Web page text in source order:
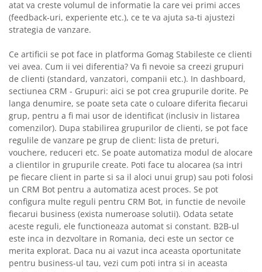
atat va creste volumul de informatie la care vei primi acces
(feedback-uri, experiente etc.), ce te va ajuta sa-ti ajustezi
strategia de vanzare.
Ce artificii se pot face in platforma Gomag Stabileste ce clienti
vei avea. Cum ii vei diferentia? Va fi nevoie sa creezi grupuri
de clienti (standard, vanzatori, companii etc.). In dashboard,
sectiunea CRM - Grupuri: aici se pot crea grupurile dorite. Pe
langa denumire, se poate seta cate o culoare diferita fiecarui
grup, pentru a fi mai usor de identificat (inclusiv in listarea
comenzilor). Dupa stabilirea grupurilor de clienti, se pot face
regulile de vanzare pe grup de client: lista de preturi,
vouchere, reduceri etc. Se poate automatiza modul de alocare
a clientilor in grupurile create. Poti face tu alocarea (sa intri
pe fiecare client in parte si sa il aloci unui grup) sau poti folosi
un CRM Bot pentru a automatiza acest proces. Se pot
configura multe reguli pentru CRM Bot, in functie de nevoile
fiecarui business (exista numeroase solutii). Odata setate
aceste reguli, ele functioneaza automat si constant. B2B-ul
este inca in dezvoltare in Romania, deci este un sector ce
merita explorat. Daca nu ai vazut inca aceasta oportunitate
pentru business-ul tau, vezi cum poti intra si in aceasta